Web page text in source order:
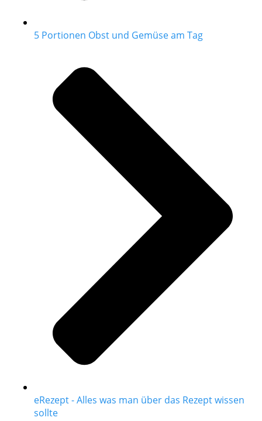
5 Portionen Obst und Gemüse am Tag
eRezept - Alles was man über das Rezept wissen
sollte